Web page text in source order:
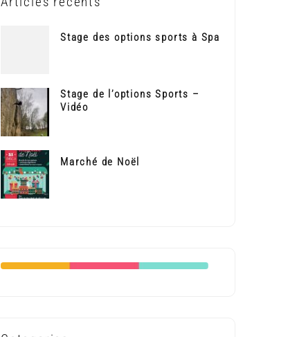
Stage des options sports à Spa
Stage de l’options Sports –
Vidéo
Marché de Noël